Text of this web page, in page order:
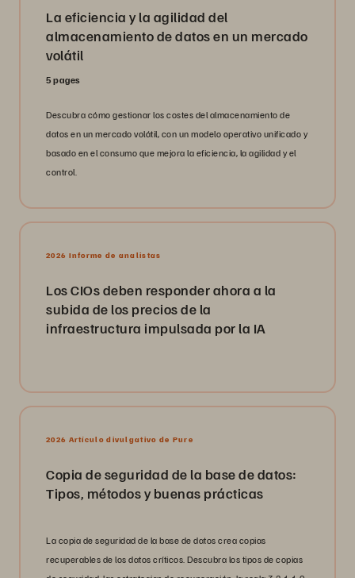
La eficiencia y la agilidad del
almacenamiento de datos en un mercado
volátil
5 pages
Descubra cómo gestionar los costes del almacenamiento de
datos en un mercado volátil, con un modelo operativo unificado y
basado en el consumo que mejora la eficiencia, la agilidad y el
control.
2026 Informe de analistas
Los CIOs deben responder ahora a la
subida de los precios de la
infraestructura impulsada por la IA
2026 Artículo divulgativo de Pure
Copia de seguridad de la base de datos:
Tipos, métodos y buenas prácticas
La copia de seguridad de la base de datos crea copias
recuperables de los datos críticos. Descubra los tipos de copias